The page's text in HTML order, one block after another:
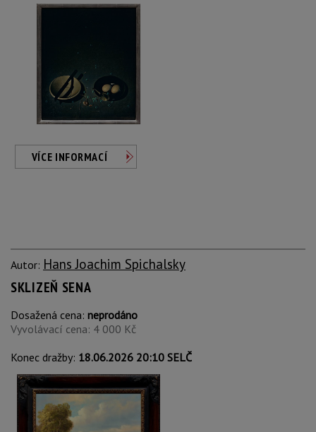
VÍCE INFORMACÍ
Autor: Hans Joachim Spichalsky
SKLIZEŇ SENA
Dosažená cena: neprodáno
Vyvolávací cena: 4 000 Kč
Konec dražby: 18.06.2026 20:10 SELČ